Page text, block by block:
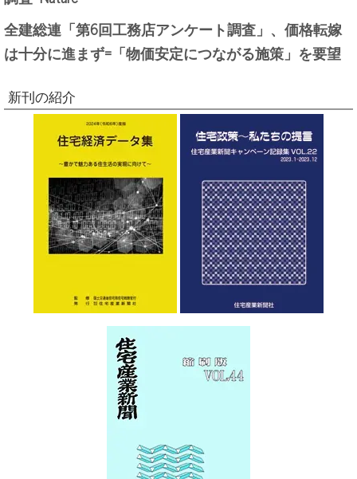
全建総連「第6回工務店アンケート調査」、価格転嫁
は十分に進まず=「物価安定につながる施策」を要望
新刊の紹介